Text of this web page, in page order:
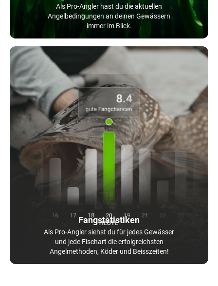
Als Pro-Angler hast du die aktuellen
Angelbedingungen an deinen Gewässern
immer im Blick.
Fangstatistiken
Als Pro-Angler siehst du für jedes Gewässer
und jede Fischart die erfolgreichsten
Angelmethoden, Köder und Beisszeiten!